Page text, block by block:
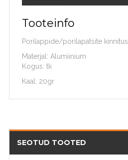
Tooteinfo
Porilappide/porilapatsite kinnitus
Materjal: Alumiinium
Kogus: tk
Kaal: 20gr
SEOTUD TOOTED